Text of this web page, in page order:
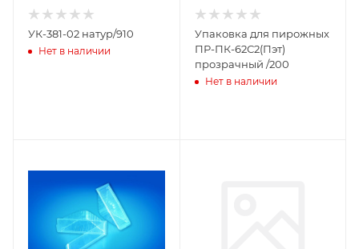
УК-381-02 натур/910
Нет в наличии
Упаковка для пирожных
ПР-ПК-62С2(Пэт)
прозрачный /200
Нет в наличии